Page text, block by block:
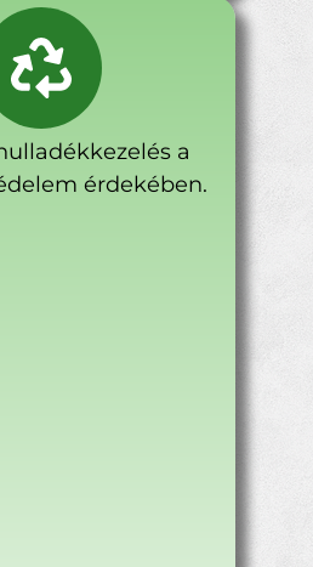
a
érdekében.